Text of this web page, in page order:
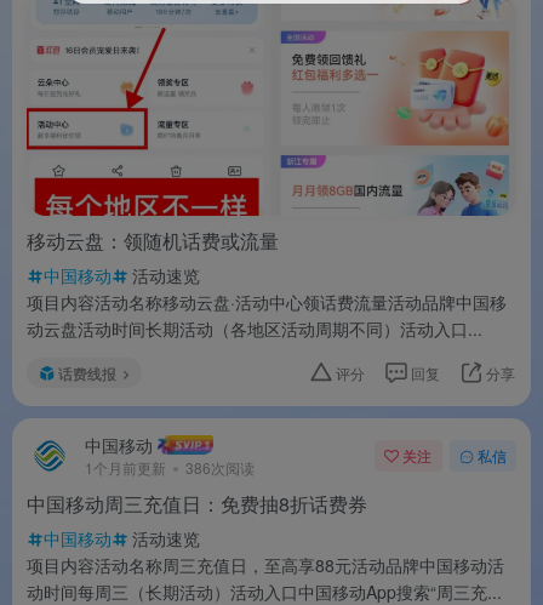
移动云盘：领随机话费或流量
中国移动
活动速览
项目内容活动名称移动云盘·活动中心领话费流量活动品牌中国移
动云盘活动时间长期活动（各地区活动周期不同）活动入口...
话费线报 评分 回复 分享
中国移动
1个月前更新 386次阅读
关注 私信
中国移动周三充值日：免费抽8折话费券
中国移动
活动速览
项目内容活动名称周三充值日，至高享88元活动品牌中国移动活
动时间每周三（长期活动）活动入口中国移动App搜索“周三充...